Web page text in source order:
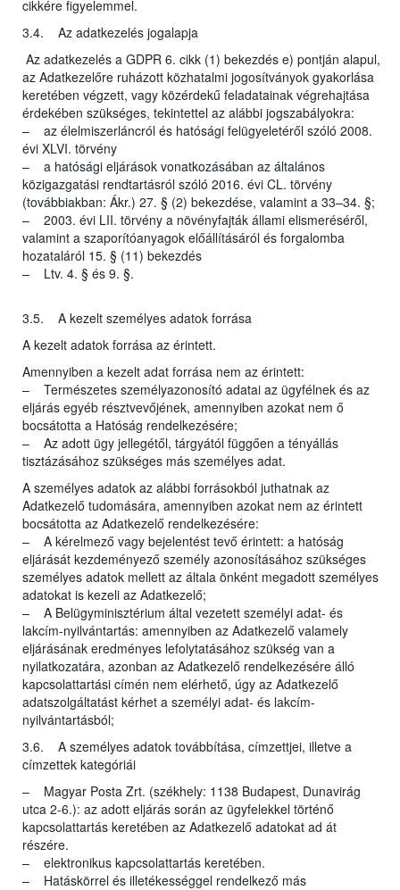
cikkére figyelemmel.
3.4. Az adatkezelés jogalapja
Az adatkezelés a GDPR 6. cikk (1) bekezdés e) pontján alapul,
az Adatkezelőre ruházott közhatalmi jogosítványok gyakorlása
keretében végzett, vagy közérdekű feladatainak végrehajtása
érdekében szükséges, tekintettel az alábbi jogszabályokra:
– az élelmiszerláncról és hatósági felügyeletéről szóló 2008.
évi XLVI. törvény
– a hatósági eljárások vonatkozásában az általános
közigazgatási rendtartásról szóló 2016. évi CL. törvény
(továbbiakban: Ákr.) 27. § (2) bekezdése, valamint a 33–34. §;
– 2003. évi LII. törvény a növényfajták állami elismeréséről,
valamint a szaporítóanyagok előállításáról és forgalomba
hozataláról 15. § (11) bekezdés
– Ltv. 4. § és 9. §.
3.5. A kezelt személyes adatok forrása
A kezelt adatok forrása az érintett.
Amennyiben a kezelt adat forrása nem az érintett:
– Természetes személyazonosító adatai az ügyfélnek és az
eljárás egyéb résztvevőjének, amennyiben azokat nem ő
bocsátotta a Hatóság rendelkezésére;
– Az adott ügy jellegétől, tárgyától függően a tényállás
tisztázásához szükséges más személyes adat.
A személyes adatok az alábbi forrásokból juthatnak az
Adatkezelő tudomására, amennyiben azokat nem az érintett
bocsátotta az Adatkezelő rendelkezésére:
– A kérelmező vagy bejelentést tevő érintett: a hatóság
eljárását kezdeményező személy azonosításához szükséges
személyes adatok mellett az általa önként megadott személyes
adatokat is kezeli az Adatkezelő;
– A Belügyminisztérium által vezetett személyi adat- és
lakcím-nyilvántartás: amennyiben az Adatkezelő valamely
eljárásának eredményes lefolytatásához szükség van a
nyilatkozatára, azonban az Adatkezelő rendelkezésére álló
kapcsolattartási címén nem elérhető, úgy az Adatkezelő
adatszolgáltatást kérhet a személyi adat- és lakcím-
nyilvántartásból;
3.6. A személyes adatok továbbítása, címzettjei, illetve a
címzettek kategóriái
– Magyar Posta Zrt. (székhely: 1138 Budapest, Dunavirág
utca 2-6.): az adott eljárás során az ügyfelekkel történő
kapcsolattartás keretében az Adatkezelő adatokat ad át
részére.
– elektronikus kapcsolattartás keretében.
– Hatáskörrel és illetékességgel rendelkező más